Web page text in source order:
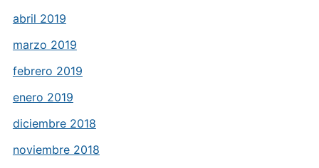
abril 2019
marzo 2019
febrero 2019
enero 2019
diciembre 2018
noviembre 2018